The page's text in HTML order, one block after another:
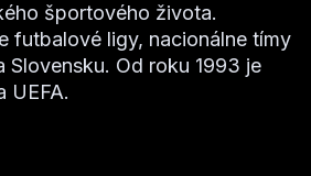
športového života.
futbalové ligy, nacionálne tímy
Slovensku. Od roku 1993 je
UEFA.